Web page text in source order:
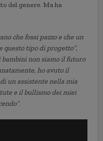
del genere. Ma ha
che fossi pazzoe che un
questo tipo di progetto”,
bambininon siamo il futuro
ho avuto il
diun assistente nella mia
e il bullismo dei miei
.